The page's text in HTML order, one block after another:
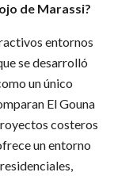
de Marassi?
entornos
se desarrolló
un único
El Gouna
costeros
un entorno